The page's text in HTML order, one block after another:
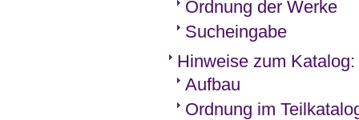
Ordnung der Werke
Sucheingabe
Hinweise zum Katalog:
Aufbau
Ordnung im